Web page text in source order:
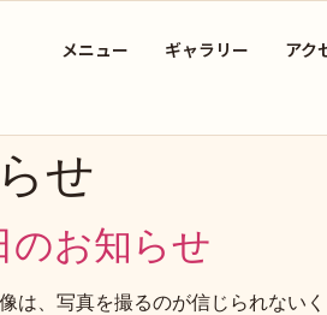
メニュー ギャラリー アク
せ
のお知らせ
は、写真を撮るのが信じられない